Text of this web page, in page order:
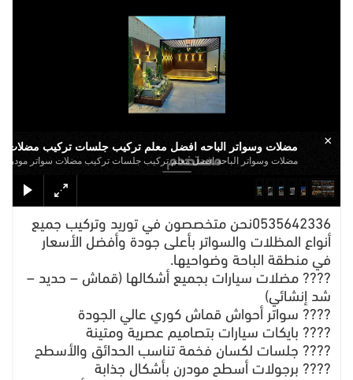
مضلات وسواتر الباحه افضل معلم تركيب جلسات تركيب
مضلات وسواتر الباحه افضل معلم تركيب جلسات تركيب مضلات سواتر
×
0535642336نحن متخصصون في توريد وتركيب جميع
أنواع المظلات والسواتر بأعلى جودة وأفضل الأسعار
في منطقة الباحة وضواحيها.
???? مضلات سيارات بجميع أشكالها (قماش – حديد –
شد إنشائي)
???? سواتر أحواش قماش كوري عالي الجودة
???? بايكات سيارات بتصاميم عصرية ومتينة
???? جلسات لكسان فخمة تناسب الحدائق والأسطح
???? برجولات أسطح مودرن بأشكال جذابة